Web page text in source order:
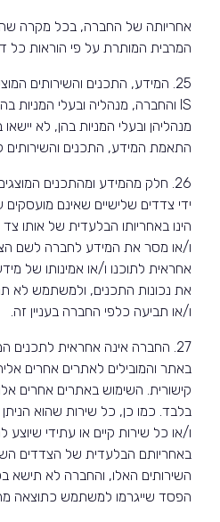
אחריותה של החברה, בכל מקרה
המרבית המותרת על פי הוראות כל
25. המידע, התכנים והשירותים המוצעים באתר מוצעים
IS והחברה, מנהליה ובעלי המניות
מנהליהן ובעלי המניות בהן, לא
התאמת המידע, התכנים
26. חלק מהמידע ומהתכנים
ידי צדדים שלישיים שאינם
הינו באחריותו הבלעדית של אותו
ו/או מסר את המידע לחברה לשם
אחראית לתוכנו ו/או אמינותו של
את נכונות התכנים, ולמשתמש לא
ו/או תביעה כלפי החברה בעניין זה.
27. החברה אינה אחראית לתכנים
באתר והמובילים לאתרים אחרים
קישורית. השימוש באתרים אחרים
בלבד. כמו כן, כל שירות שהוא
ו/או כל שירות קיים או עתידי
באחריותם הבלעדית של הצדדים
השירותים האלו, והחברה לא תישא
הפסד שייגרמו למשתמש כתוצאה